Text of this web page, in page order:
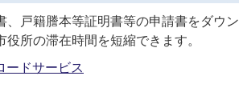
戸籍謄本等証明書等の申請書をダウン
所の滞在時間を短縮できます。
ドサービス